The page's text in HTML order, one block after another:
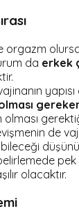
orgazm
da erkek
de
olacaktır.